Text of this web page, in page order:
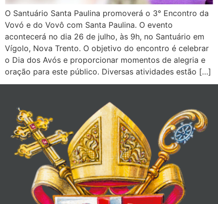
O Santuário Santa Paulina promoverá o 3° Encontro da
Vovó e do Vovô com Santa Paulina. O evento
acontecerá no dia 26 de julho, às 9h, no Santuário em
Vígolo, Nova Trento. O objetivo do encontro é celebrar
o Dia dos Avós e proporcionar momentos de alegria e
oração para este público. Diversas atividades estão […]